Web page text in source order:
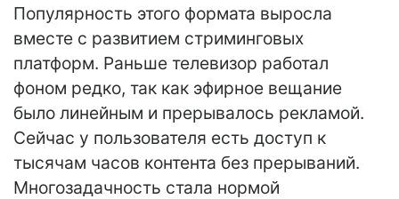
Популярность этого формата выросла
вместе с развитием стриминговых
платформ. Раньше телевизор работал
фоном редко, так как эфирное вещание
было линейным и прерывалось рекламой.
Сейчас у пользователя есть доступ к
тысячам часов контента без прерываний.
Многозадачность стала нормой